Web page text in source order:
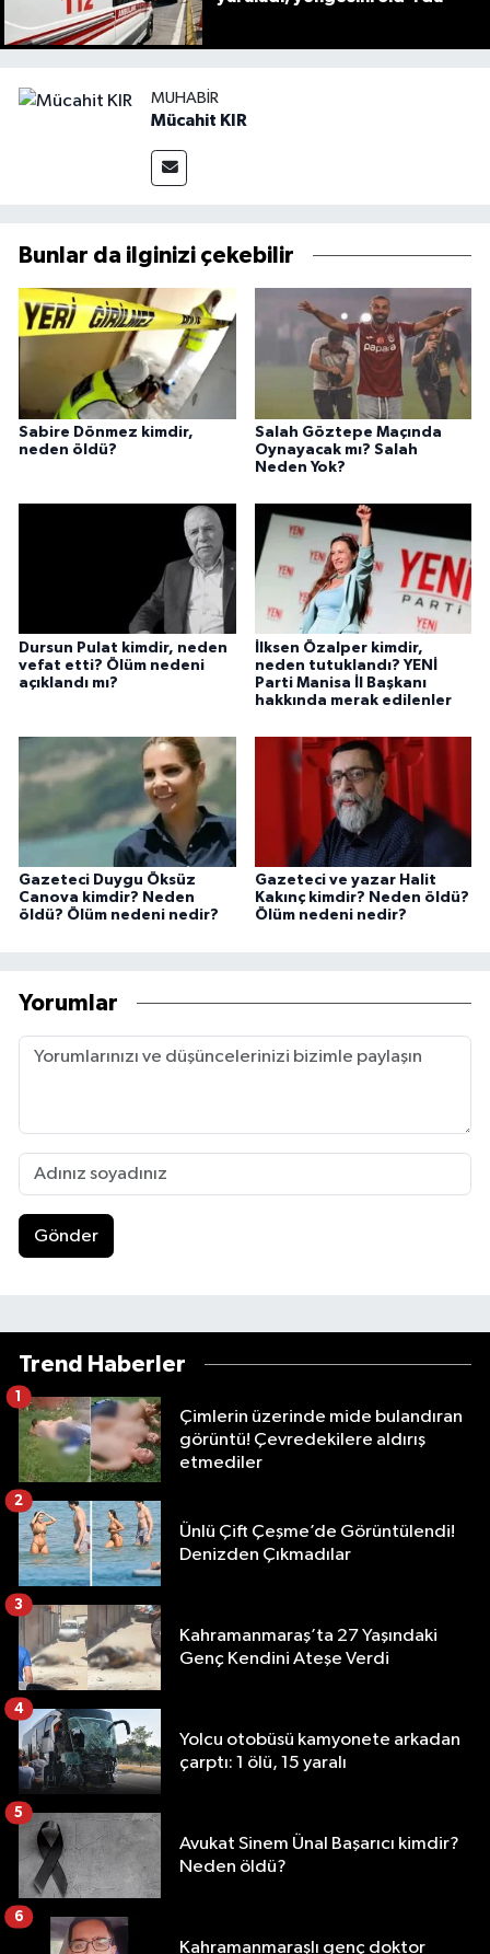
MUHABIR
Mücahit KIR
Bunlar da ilginizi çekebilir
Sabire Dönmez kimdir,
neden öldü?
Salah Göztepe Maçında
Oynayacak mı? Salah
Neden Yok?
Dursun Pulat kimdir, neden
vefat etti? Ölüm nedeni
açıklandı mı?
İlksen Özalper kimdir,
neden tutuklandı? YENİ
Parti Manisa İl Başkanı
hakkında merak edilenler
Gazeteci Duygu Öksüz
Canova kimdir? Neden
öldü? Ölüm nedeni nedir?
Gazeteci ve yazar Halit
Kakınç kimdir? Neden öldü?
Ölüm nedeni nedir?
Yorumlar
Gönder
Trend Haberler
Çimlerin üzerinde mide bulandıran
görüntü! Çevredekilere aldırış
etmediler
1
Ünlü Çift Çeşme’de Görüntülendi!
Denizden Çıkmadılar
2
Kahramanmaraş’ta 27 Yaşındaki
Genç Kendini Ateşe Verdi
3
Yolcu otobüsü kamyonete arkadan
çarptı: 1 ölü, 15 yaralı
4
Avukat Sinem Ünal Başarıcı kimdir?
Neden öldü?
5
Kahramanmaraşlı genç doktor
6